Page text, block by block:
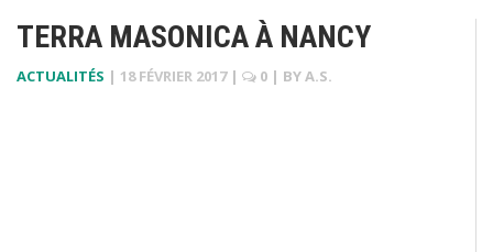
TERRA MASONICA À NANCY
ACTUALITÉS | 18 FÉVRIER 2017 | 0 | BYA.S.